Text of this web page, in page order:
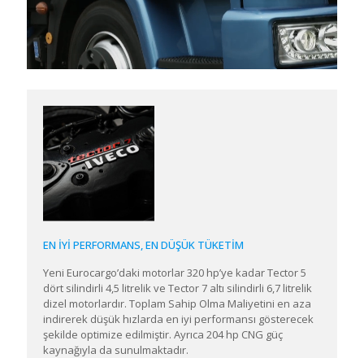
EN İYİ PERFORMANS, EN DÜŞÜK TÜKETİM
Yeni Eurocargo’daki motorlar 320 hp’ye kadar Tector 5
dört silindirli 4,5 litrelik ve Tector 7 altı silindirli 6,7 litrelik
dizel motorlardır. Toplam Sahip Olma Maliyetini en aza
indirerek düşük hızlarda en iyi performansı gösterecek
şekilde optimize edilmiştir. Ayrıca 204 hp CNG güç
kaynağıyla da sunulmaktadır.